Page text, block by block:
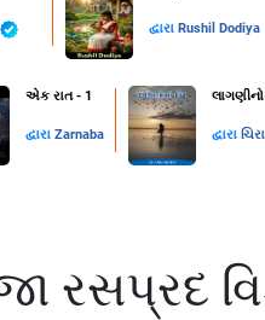
દ્વારા Rushil Dodiya
એક રાત - 1
દ્વારા Zarnaba
લાગણીનો
દ્વારા
રસપ્રદ